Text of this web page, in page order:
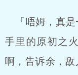
「唔姆，真是
手里的原初之
啊，告诉余，